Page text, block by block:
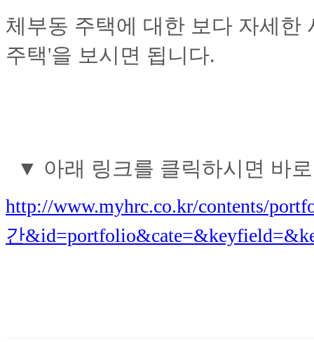
체부동 주택에 대한 보다 자세한
주택'을 보시면 됩니다.
▼ 아래 링크를 클릭하시면 바
http://www.myhrc.co.kr/contents/
간